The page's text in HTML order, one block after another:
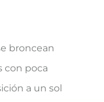
broncean
con poca
a un sol